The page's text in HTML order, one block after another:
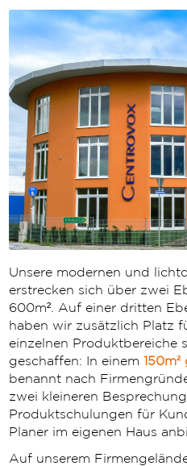
Unsere modernen und
erstrecken sich über zwei
600m². Auf einer dritten
haben wir zusätzlich Platz
einzelnen Produktbereiche
geschaffen: In einem
benannt nach
zwei kleineren
Produktschulungen für
Planer im eigenen Haus
Auf unserem